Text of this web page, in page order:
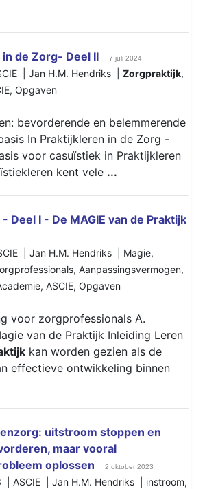
de Zorg- Deel II 7 juli 2024
| Jan H.M. Hendriks | Zorgpraktijk,
, Opgaven
bevorderende en belemmerende
In Praktijkleren in de Zorg -
voor casuïstiek in Praktijkleren
kent vele ...
Deel I - De MAGIE van de Praktijk
| Jan H.M. Hendriks | Magie,
, Aanpassingsvermogen,
, ASCIE, Opgaven
voor zorgprofessionals A.
van de Praktijk Inleiding Leren
kan worden gezien als de
effectieve ontwikkeling binnen
uitstroom stoppen en
maar vooral
oplossen
2 oktober 2023
| ASCIE | Jan H.M. Hendriks | instroom,